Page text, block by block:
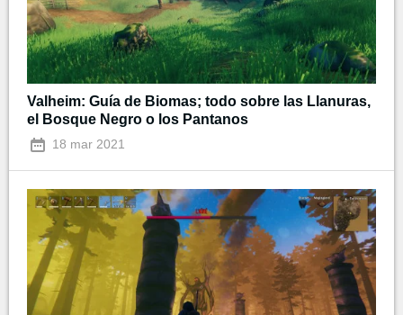
Valheim: Guía de Biomas; todo sobre las Llanuras,
el Bosque Negro o los Pantanos
18 mar 2021